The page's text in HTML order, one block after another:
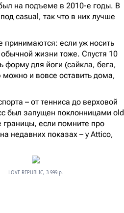
на подъеме в 2010-е годы. В
casual, так что в них лучше
если уж носить
жизни тоже. Спустя 10
форму для йоги (сайкла, бега,
и вовсе оставить дома,
– от тенниса до верховой
был запущен поклонницами old
границы, если помните про
недавних показах – у Attico,
LOVE REPUBLIC, 3 999 р.